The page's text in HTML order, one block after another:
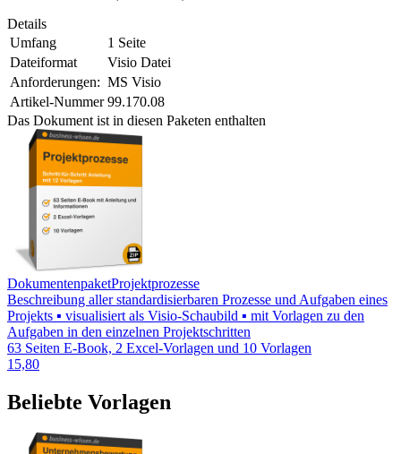
Details
Umfang
1 Seite
Dateiformat
Visio Datei
Anforderungen: MS Visio
Artikel-Nummer 99.170.08
Das Dokument ist in diesen Paketen enthalten
DokumentenpaketProjektprozesse
Beschreibung aller standardisierbaren Prozesse und Aufgaben eines
Projekts ▪ visualisiert als Visio-Schaubild ▪ mit Vorlagen zu den
Aufgaben in den einzelnen Projektschritten
63 Seiten E-Book, 2 Excel-Vorlagen und 10 Vorlagen
15,80
Beliebte Vorlagen